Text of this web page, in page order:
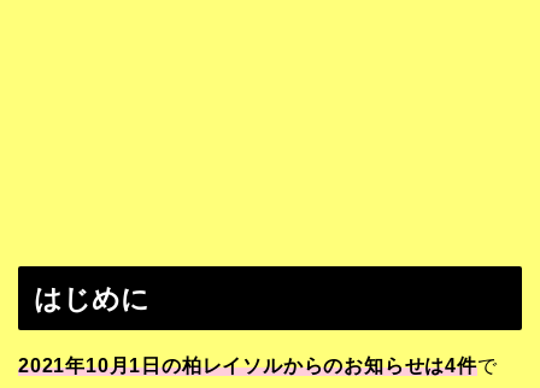
はじめに
2021年10月1日の柏レイソルからのお知らせは4件で